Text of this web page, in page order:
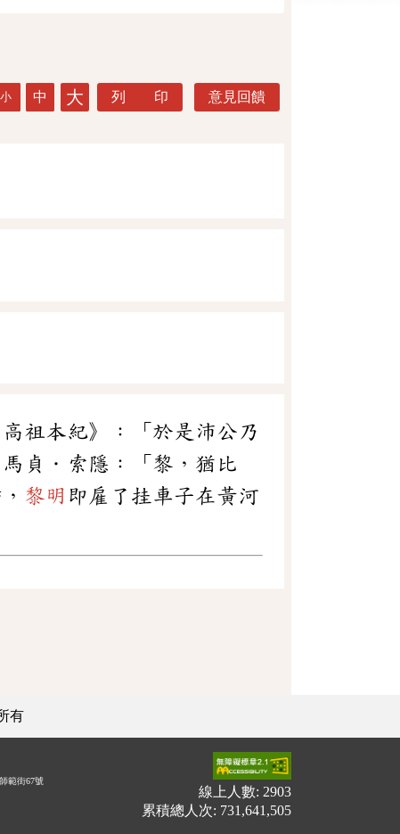
小 中 大 列 印 意見回饋
祖本紀》：「於是沛公乃
貞．索隱：「黎，猶比
黎明 即雇了挂車子在黃河
有
範街67號
線上人數: 2903
累積總人次: 731,641,505